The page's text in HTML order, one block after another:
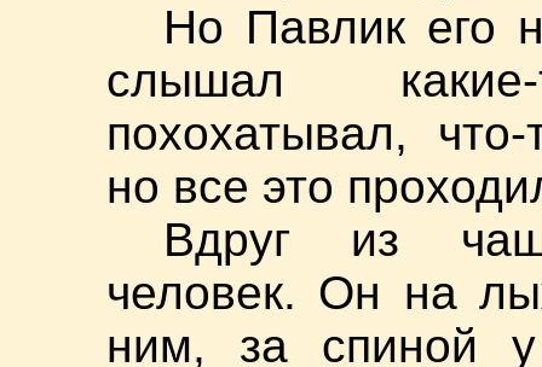
Но Павлик его
слышал
похохатывал,
но все это
Вдруг из
человек. Он на
ним, за спиной у